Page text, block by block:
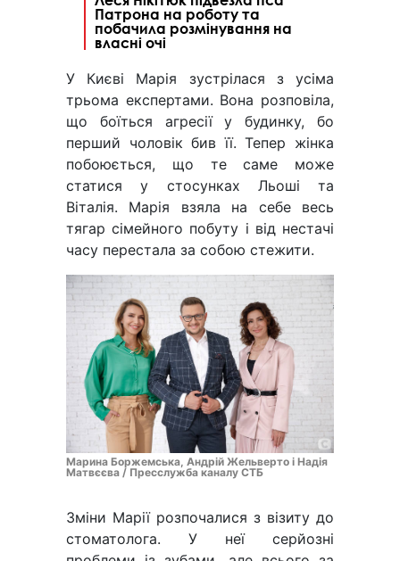
Патрона на роботу та
побачила розмінування на
власні очі
У Києві Марія зустрілася з усіма
трьома експертами. Вона розповіла,
що боїться агресії у будинку, бо
перший чоловік бив її. Тепер жінка
побоюється, що те саме може
статися у стосунках Льоші та
Віталія. Марія взяла на себе весь
тягар сімейного побуту і від нестачі
часу перестала за собою стежити.
Марина Боржемська, Андрій Жельверто і Надія
Матвєєва / Пресслужба каналу СТБ
Зміни Марії розпочалися з візиту до
стоматолога. У неї серйозні